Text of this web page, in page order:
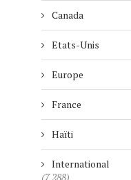
Canada
Etats-Unis
Europe
France
Haïti
International
(7 288)